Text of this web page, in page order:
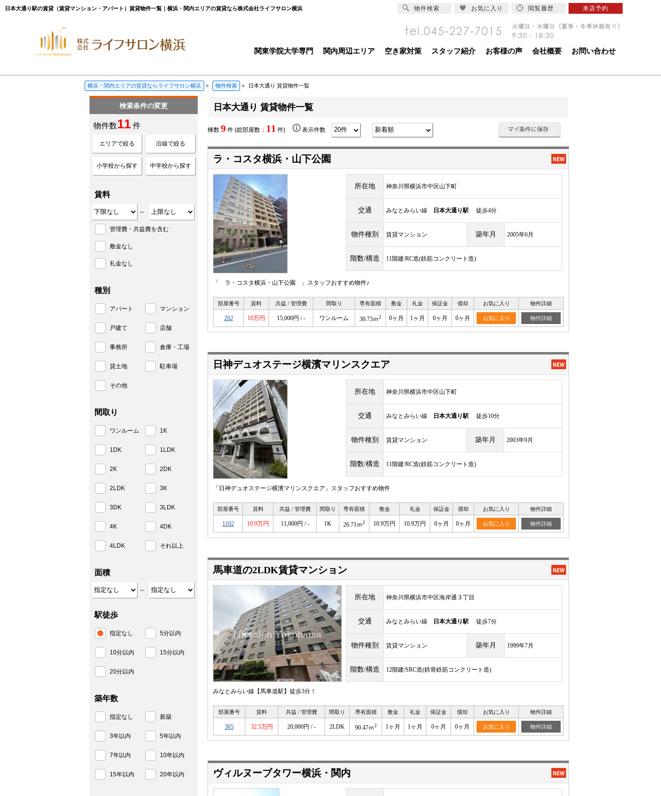
日本大通り駅の賃貸（賃貸マンション・アパート）賃貸物件一覧｜横浜・関内エリアの賃貸なら株式会社ライフサロン横浜
関東学院大学専門 関内周辺エリア 空き家対策 スタッフ紹介 お客様の声 会社概要 お問い合わせ
横浜・関内エリアの賃貸ならライフサロン横浜 > 物件検索 > 日本大通り 賃貸物件一覧
日本大通り 賃貸物件一覧
棟数 9 件 (総部屋数： 11 件) 表示件数
ラ・コスタ横浜・山下公園
所在地 神奈川県横浜市中区山下町
交通 みなとみらい線 日本大通り駅 徒歩4分
物件種別 賃貸マンション 築年月 2005年6月
階数/構造 11階建/RC造(鉄筋コンクリート造)
「 ラ・コスタ横浜・山下公園 」スタッフおすすめ物件♪
部屋番号 賃料 共益 / 管理費 間取り 専有面積 敷金 礼金 保証金 償却 お気に入り 物件詳細
202 10万円 15,000円 / - ワンルーム 30.73ｍ2 0ヶ月 1ヶ月 0ヶ月 0ヶ月 お気に入り 物件詳細
日神デュオステージ横濱マリンスクエア
所在地 神奈川県横浜市中区山下町
交通 みなとみらい線 日本大通り駅 徒歩10分
物件種別 賃貸マンション 築年月 2003年9月
階数/構造 11階建/RC造(鉄筋コンクリート造)
「日神デュオステージ横濱マリンスクエア」スタッフおすすめ物件
部屋番号 賃料 共益 / 管理費 間取り 専有面積 敷金 礼金 保証金 償却 お気に入り 物件詳細
1102 10.9万円 11,000円 / - 1K 26.71ｍ2 10.9万円 10.9万円 0ヶ月 0ヶ月 お気に入り 物件詳細
馬車道の2LDK賃貸マンション
所在地 神奈川県横浜市中区海岸通３丁目
交通 みなとみらい線 日本大通り駅 徒歩7分
物件種別 賃貸マンション 築年月 1999年7月
階数/構造 12階建/SRC造(鉄骨鉄筋コンクリート造)
みなとみらい線【馬車道駅】徒歩3分！
部屋番号 賃料 共益 / 管理費 間取り 専有面積 敷金 礼金 保証金 償却 お気に入り 物件詳細
305 32.5万円 20,000円 / - 2LDK 90.47ｍ2 1ヶ月 1ヶ月 0ヶ月 0ヶ月 お気に入り 物件詳細
ヴィルヌーブタワー横浜・関内
検索条件の変更
物件数11 件
エリアで絞る 沿線で絞る
小学校から探す 中学校から探す
賃料
～
管理費・共益費を含む
敷金なし
礼金なし
種別
アパート マンション
戸建て 店舗
事務所 倉庫・工場
貸土地 駐車場
その他
間取り
ワンルーム 1K
1DK 1LDK
2K 2DK
2LDK 3K
3DK 3LDK
4K 4DK
4LDK それ以上
面積
～
駅徒歩
指定なし 5分以内
10分以内 15分以内
20分以内
築年数
指定なし 新築
3年以内 5年以内
7年以内 10年以内
15年以内 20年以内
物件検索 お気に入り 閲覧履歴 来店予約